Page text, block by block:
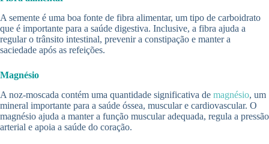
A semente é uma boa fonte de fibra alimentar, um tipo de carboidrato
que é importante para a saúde digestiva. Inclusive, a fibra ajuda a
regular o trânsito intestinal, prevenir a constipação e manter a
saciedade após as refeições.
Magnésio
A noz-moscada contém uma quantidade significativa de magnésio, um
mineral importante para a saúde óssea, muscular e cardiovascular. O
magnésio ajuda a manter a função muscular adequada, regula a pressão
arterial e apoia a saúde do coração.